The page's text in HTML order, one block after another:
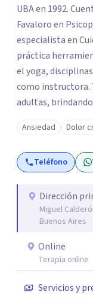
UBA en 1992.
Favaloro en
especialista en
práctica
el yoga,
como instructora.
adultas,
como en el
de cada paciente.
ansiedad, la
y distintos
Ansiedad Dolor
Teléfono
Dirección
Miguel
Buenos Aires
Online
Terapia online
Servicios y